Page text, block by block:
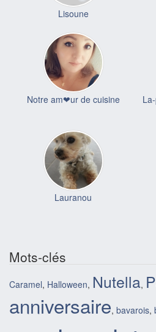
Lisoune
Notre am❤ur de cuisine
Lauranou
Mots-clés
Caramel, Halloween, Nutella,
anniversaire, bavarois,